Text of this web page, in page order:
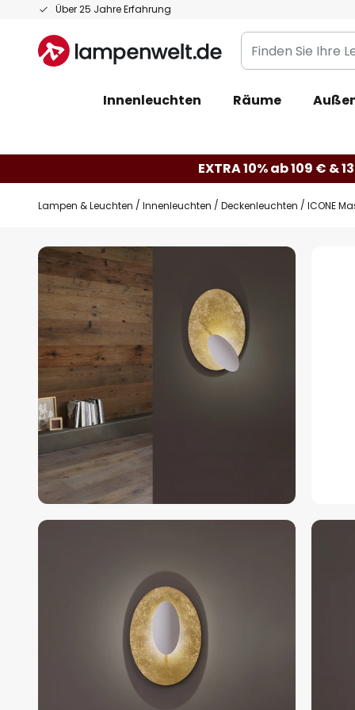
Über 25 Jahre Erfahrung
Zum
springen
Finden
Sie
Leuchte...
Innenleuchten Räume
EXTRA 10% ab 109 € &
Lampen & Leuchten Innenleuchten Deckenleuchten ICONE
Zum
Ende
der
Bildgalerie
springen